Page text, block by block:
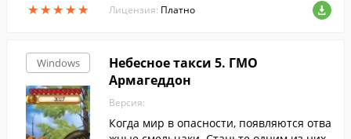
★★★★★
★★★★★ Лицензия: Платно
Windows
Небесное такси 5. ГМО
Армагеддон
Версия:
Когда мир в опасности, появляются отва